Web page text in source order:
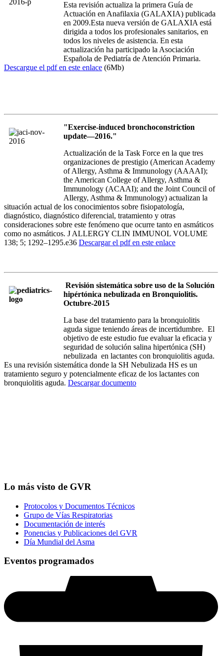
Esta revisión actualiza la primera Guía de
Actuación en Anafilaxia (GALAXIA) publicada
en 2009.Esta nueva versión de GALAXIA está
dirigida a todos los profesionales sanitarios, en
todos los niveles de asistencia. En esta
actualización ha participado la Asociación
Española de Pediatría de Atención Primaria.
Descargue el pdf en este enlace (6Mb)
"Exercise-induced bronchoconstriction
update—2016."
Actualización de la Task Force en la que tres
organizaciones de prestigio (American Academy
of Allergy, Asthma & Immunology (AAAAI);
the American College of Allergy, Asthma &
Immunology (ACAAI); and the Joint Council of
Allergy, Asthma & Immunology) actualizan la
situación actual de los conocimientos sobre fisiopatología,
diagnóstico, diagnóstico diferencial, tratamiento y otras
consideraciones sobre este fenómeno que ocurre tanto en asmáticos
como no asmáticos. J ALLERGY CLIN IMMUNOL VOLUME
138; 5; 1292–1295.e36 Descargar el pdf en este enlace
Revisión sistemática sobre uso de la Solución
hipértónica nebulizada en Bronquiolitis.
Octubre-2015
La base del tratamiento para la bronquiolitis
aguda sigue teniendo áreas de incertidumbre. El
objetivo de este estudio fue evaluar la eficacia y
seguridad de solución salina hipertónica (SH)
nebulizada en lactantes con bronquiolitis aguda.
Es una revisión sistemática donde la SH Nebulizada HS es un
tratamiento seguro y potencialmente eficaz de los lactantes con
bronquiolitis aguda. Descargar documento
Lo más visto de GVR
Protocolos y Documentos Técnicos
Grupo de Vías Respiratorias
Documentación de interés
Ponencias y Publicaciones del GVR
Día Mundial del Asma
Eventos programados